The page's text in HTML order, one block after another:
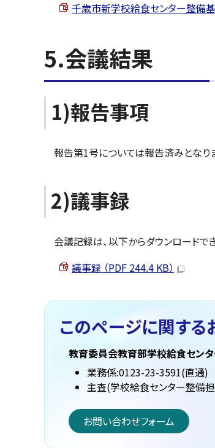
千歳市新学校給食センター整備
5.会議結果
1)報告事項
報告第1号については報告済みとなり
2)議事録
会議記録は、以下からダウンロードで
議事録 （PDF 244.4 KB）
このページに関する
教育委員会教育部学校給食セン
業務係:0123-23-3591(直通)
主査(学校給食センター整備
お問い合わせフォーム